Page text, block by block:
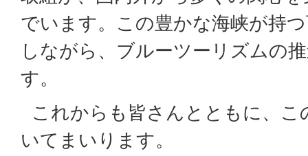
でいます。この豊かな海峡が持
しながら、ブルーツーリズムの
す。
これからも皆さんとともに、こ
いてまいります。